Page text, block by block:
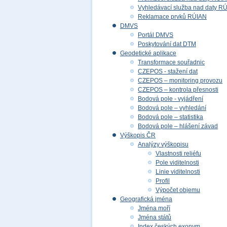
Vyhledávací služba nad daty
Reklamace prvků RÚIAN
DMVS
Portál DMVS
Poskytování dat DTM
Geodetické aplikace
Transformace souřadnic
CZEPOS - stažení dat
CZEPOS – monitoring provozu
CZEPOS – kontrola přesnosti
Bodová pole - vyjádření
Bodová pole – vyhledání
Bodová pole – statistika
Bodová pole – hlášení závad
Výškopis ČR
Analýzy výškopisu
Vlastnosti reliéfu
Pole viditelnosti
Linie viditelnosti
Profil
Výpočet objemu
Geografická jména
Jména moří
Jména států